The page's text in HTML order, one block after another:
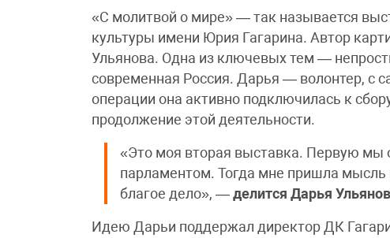
«С молитвой о мире» — так называется
культуры имени Юрия Гагарина. Автор
Ульянова. Одна из ключевых тем —
современная Россия. Дарья — волонтер, с
операции она активно подключилась к
продолжение этой деятельности.
«Это моя вторая выставка. Первую
парламентом. Тогда мне пришла мысль
благое дело», —делится Дарья
Идею Дарьи поддержал директор ДК